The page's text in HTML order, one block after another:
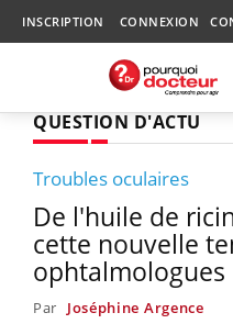
INSCRIPTION CONNEXION
QUESTION D'ACTU
Troubles oculaires
De l'huile de
cette nouvelle
ophtalmologues
Par Joséphine Argence